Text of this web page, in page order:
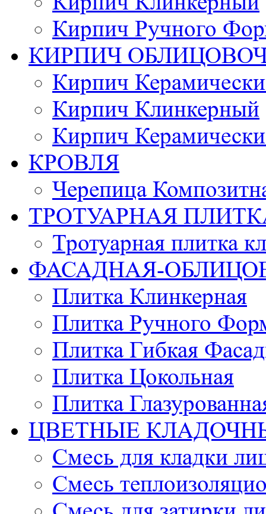
Кирпич Ручного
КИРПИЧ
Кирпич
Кирпич Клинкерный
Кирпич
КРОВЛЯ
Черепица
ТРОТУАРНАЯ
Тротуарная плитка
ФАСАДНАЯ-
Плитка Клинкерная
Плитка Ручного
Плитка Гибкая
Плитка Цокольная
Плитка
ЦВЕТНЫЕ
Смесь для кладки
Смесь